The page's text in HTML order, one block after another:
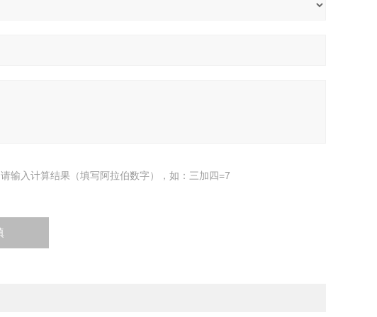
请输入计算结果（填写阿拉伯数字），如：三加四=7